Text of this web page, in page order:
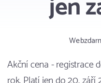
Akční cena - registrace